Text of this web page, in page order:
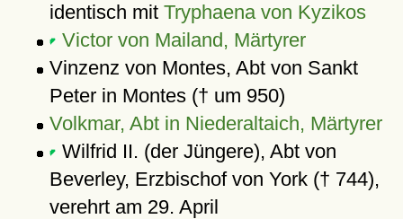
identisch mit Tryphaena von Kyzikos
Victor von Mailand, Märtyrer
Vinzenz von Montes, Abt von Sankt
Peter in Montes († um 950)
Volkmar, Abt in Niederaltaich, Märtyrer
Wilfrid II. (der Jüngere), Abt von
Beverley, Erzbischof von York († 744),
verehrt am 29. April